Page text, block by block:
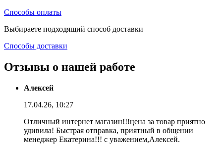
Способы оплаты
Выбираете подходящий способ доставки
Способы доставки
Отзывы о нашей работе
Алексей
17.04.26, 10:27
Отличный интернет магазин!!!цена за товар приятно
удивила! Быстрая отправка, приятный в общении
менеджер Екатерина!!! с уважением,Алексей.